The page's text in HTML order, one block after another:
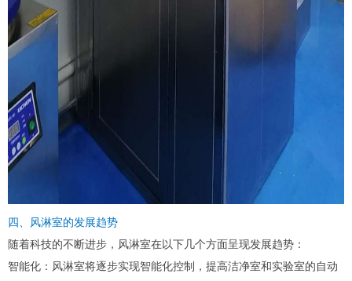
四、风淋室的发展趋势
随着科技的不断进步，风淋室在以下几个方面呈现发展趋势：
智能化：风淋室将逐步实现智能化控制，提高洁净室和实验室的自动